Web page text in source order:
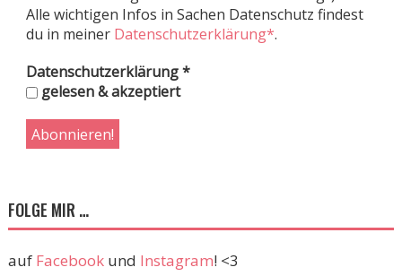
Alle wichtigen Infos in Sachen Datenschutz findest
du in meiner Datenschutzerklärung*.
Datenschutzerklärung*
gelesen & akzeptiert
FOLGE MIR …
auf Facebookund Instagram! <3